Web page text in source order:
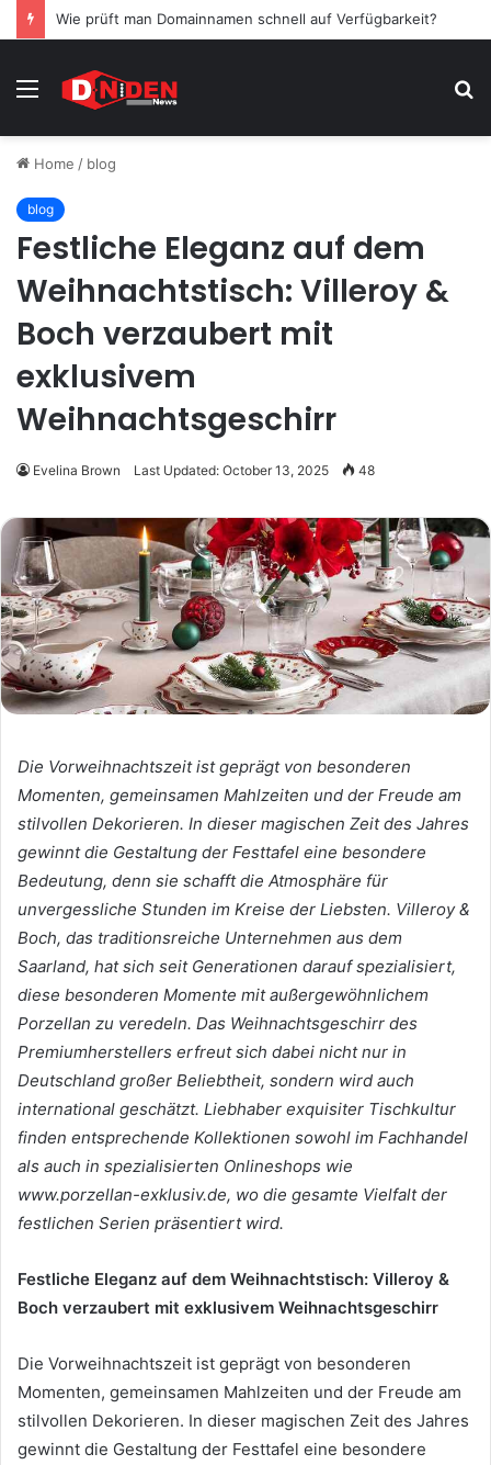
Wie prüft man Domainnamen schnell auf Verfügbarkeit?
Menu
Home / blog
blog
Festliche Eleganz auf dem
Weihnachtstisch: Villeroy &
Boch verzaubert mit
exklusivem
Weihnachtsgeschirr
Evelina Brown Last Updated: October 13, 2025 48
Die Vorweihnachtszeit ist geprägt von besonderen
Momenten, gemeinsamen Mahlzeiten und der Freude am
stilvollen Dekorieren. In dieser magischen Zeit des Jahres
gewinnt die Gestaltung der Festtafel eine besondere
Bedeutung, denn sie schafft die Atmosphäre für
unvergessliche Stunden im Kreise der Liebsten. Villeroy &
Boch, das traditionsreiche Unternehmen aus dem
Saarland, hat sich seit Generationen darauf spezialisiert,
diese besonderen Momente mit außergewöhnlichem
Porzellan zu veredeln. Das Weihnachtsgeschirr des
Premiumherstellers erfreut sich dabei nicht nur in
Deutschland großer Beliebtheit, sondern wird auch
international geschätzt. Liebhaber exquisiter Tischkultur
finden entsprechende Kollektionen sowohl im Fachhandel
als auch in spezialisierten Onlineshops wie
www.porzellan-exklusiv.de, wo die gesamte Vielfalt der
festlichen Serien präsentiert wird.
Festliche Eleganz auf dem Weihnachtstisch: Villeroy &
Boch verzaubert mit exklusivem Weihnachtsgeschirr
Die Vorweihnachtszeit ist geprägt von besonderen
Momenten, gemeinsamen Mahlzeiten und der Freude am
stilvollen Dekorieren. In dieser magischen Zeit des Jahres
gewinnt die Gestaltung der Festtafel eine besondere